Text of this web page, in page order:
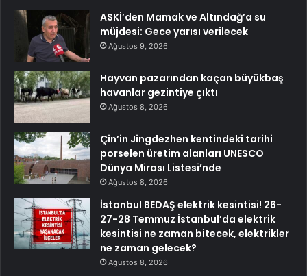
ASKİ’den Mamak ve Altındağ’a su
müjdesi: Gece yarısı verilecek
Ağustos 9, 2026
Hayvan pazarından kaçan büyükbaş
havanlar gezintiye çıktı
Ağustos 8, 2026
Çin’in Jingdezhen kentindeki tarihi
porselen üretim alanları UNESCO
Dünya Mirası Listesi’nde
Ağustos 8, 2026
İstanbul BEDAŞ elektrik kesintisi! 26-
27-28 Temmuz İstanbul’da elektrik
kesintisi ne zaman bitecek, elektrikler
ne zaman gelecek?
Ağustos 8, 2026